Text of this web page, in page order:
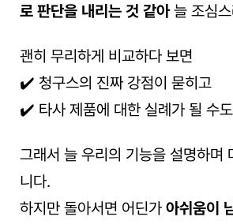
로 판단을 내리는 것 같아 늘 조심
괜히 무리하게 비교하다 보면
✔️ 청구스의 진짜 강점이 묻히고
✔️ 타사 제품에 대한 실례가 될 수
그래서 늘 우리의 기능을 설명하며
니다.
하지만 돌아서면 어딘가 아쉬움이